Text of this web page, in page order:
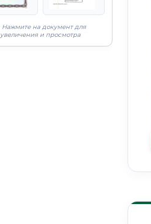
Нажмите на документ для
увеличения и просмотра